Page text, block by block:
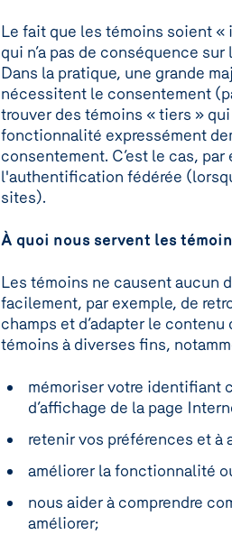
Le fait que les témoins soient
qui n’a pas de conséquence
Dans la pratique, une grande
nécessitent le consentement
trouver des témoins « tiers »
fonctionnalité expressément
consentement. C’est le cas,
l'authentification fédérée
sites).
À quoi nous servent les
Les témoins ne causent aucun
facilement, par exemple, de
champs et d’adapter le
témoins à diverses fins,
mémoriser votre identifiant
d’affichage de la page
retenir vos préférences et
améliorer la fonctionnalité
nous aider à comprendre
améliorer;